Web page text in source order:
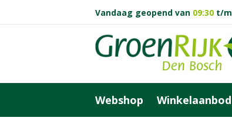
Vandaag geopend van 09:30 t/m
Webshop Winkelaanbod